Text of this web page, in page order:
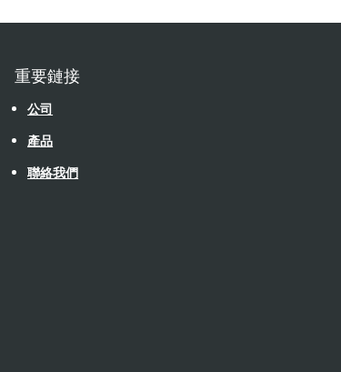
重要鏈接
公司
產品
聯絡我們